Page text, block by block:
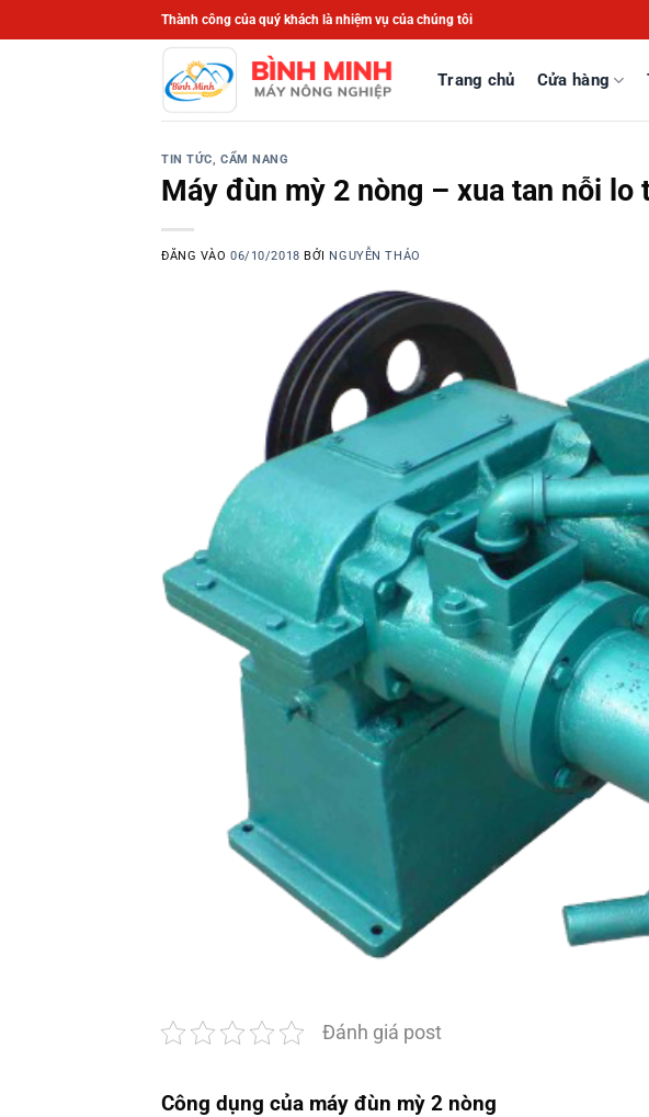
qua
Thành công của quý khách là nhiệm vụ của chúng tôi
Trang chủ Cửa hàng
TIN TỨC, CẨM NANG
Máy đùn mỳ 2 nòng – xua tan nỗi lo
ĐĂNG VÀO06/10/2018 BỞI NGUYỄN THẢO
Đánh giá post
Công dụng của máy đùn mỳ 2 nòng